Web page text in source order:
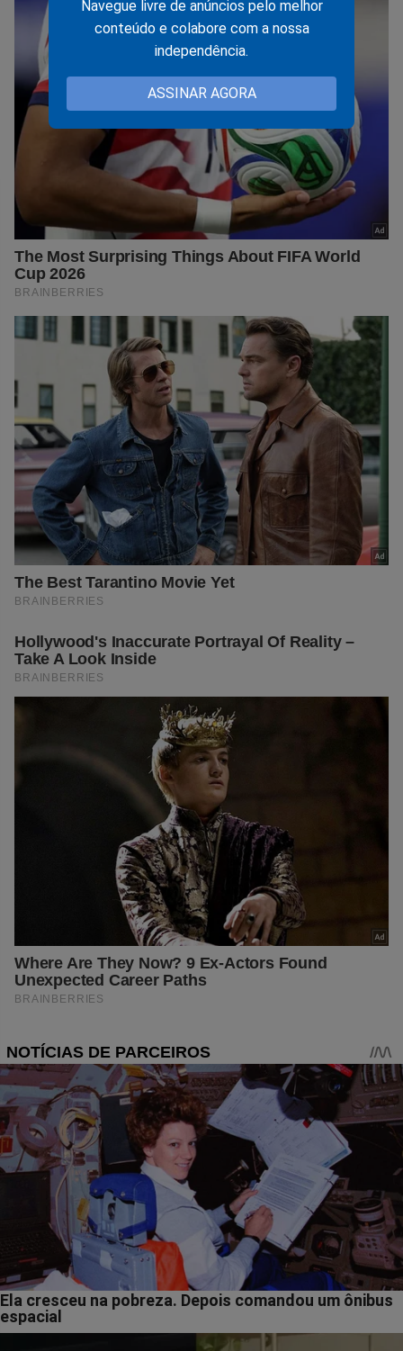
Navegue livre de anúncios pelo melhor
conteúdo e colabore com a nossa
independência.
ASSINAR AGORA